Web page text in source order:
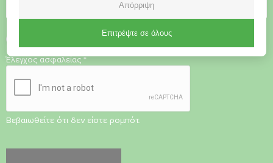
Πολιτικής Απορρήτου
Έλεγχος ασφαλείας*
Βεβαιωθείτε ότι δεν είστε ρομπότ.
Απόρριψη
Επιτρέψτε σε όλους